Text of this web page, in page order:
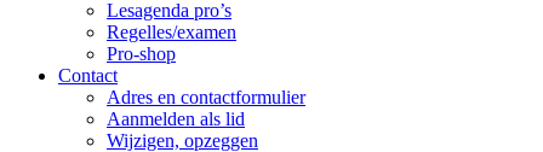
Lesagenda pro’s
Regelles/examen
Pro-shop
Contact
Adres en contactformulier
Aanmelden als lid
Wijzigen, opzeggen